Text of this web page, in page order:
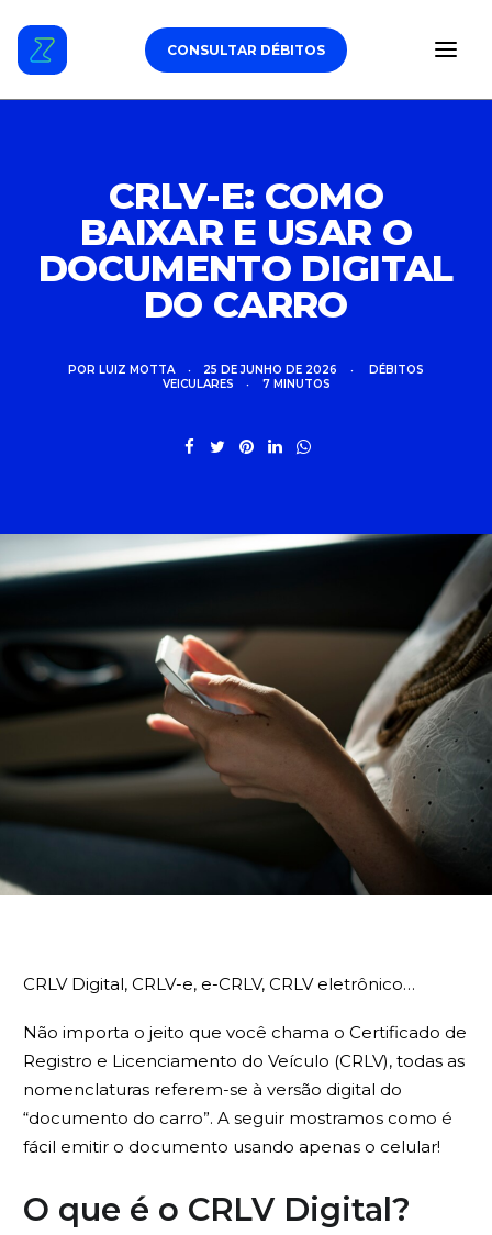
CONSULTAR DÉBITOS
DÉBITOS VEICULARES
TAG DE PEDÁGIO
CRLV-E: COMO
BAIXAR E USAR O
DOCUMENTO DIGITAL
DO CARRO
POR LUIZ MOTTA • 25 DE JUNHO DE 2026 •
DÉBITOS
VEICULARES
• 7 MINUTOS
CRLV Digital, CRLV-e, e-CRLV, CRLV eletrônico…
Não importa o jeito que você chama o Certificado de
Registro e Licenciamento do Veículo (CRLV), todas as
nomenclaturas referem-se à versão digital do
“documento do carro”. A seguir mostramos como é
fácil emitir o documento usando apenas o celular!
O que é o CRLV Digital?